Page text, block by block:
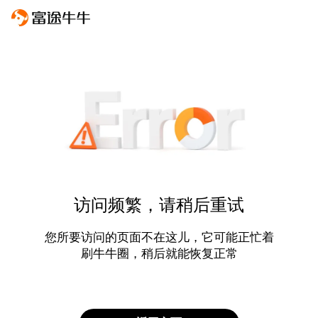
访问频繁，请稍后重试
您所要访问的页面不在这儿，它可能正忙着
刷牛牛圈，稍后就能恢复正常